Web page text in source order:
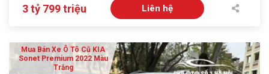
3 tỷ 799 triệu Liên hệ
Mua Bán Xe Ô Tô Cũ KIA
Sonet Premium 2022 Màu
Trắng